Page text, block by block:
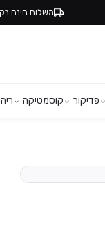
משלוח חינם
פדיקור קוסמטיקה